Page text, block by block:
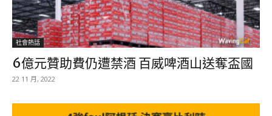
社會熱話
6億元贊助費仍遭禁酒 百威啤酒山送奪盃國
22 11 月, 2022